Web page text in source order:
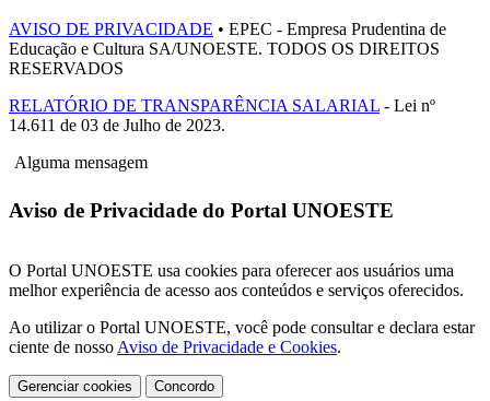
AVISO DE PRIVACIDADE • EPEC - Empresa Prudentina de
Educação e Cultura SA/UNOESTE. TODOS OS DIREITOS
RESERVADOS
RELATÓRIO DE TRANSPARÊNCIA SALARIAL - Lei nº
14.611 de 03 de Julho de 2023.
Alguma mensagem
Aviso de Privacidade do Portal UNOESTE
O Portal UNOESTE usa cookies para oferecer aos usuários uma
melhor experiência de acesso aos conteúdos e serviços oferecidos.
Ao utilizar o Portal UNOESTE, você pode consultar e declara estar
ciente de nosso Aviso de Privacidade e Cookies.
Gerenciar cookies Concordo